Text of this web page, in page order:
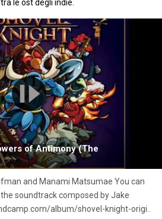
le ost degli indie.
of Antimony (The
and Manami Matsumae You can
soundtrack composed by Jake
album/shovel-knight-origi..